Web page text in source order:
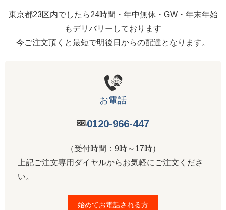
東京都23区内でしたら24時間・年中無休・GW・年末年始
もデリバリーしております
今ご注文頂くと最短で明後日からの配達となります。
お電話
0120-966-447
（受付時間：9時～17時）
上記ご注文専用ダイヤルからお気軽にご注文くださ
い。
始めてお電話される方